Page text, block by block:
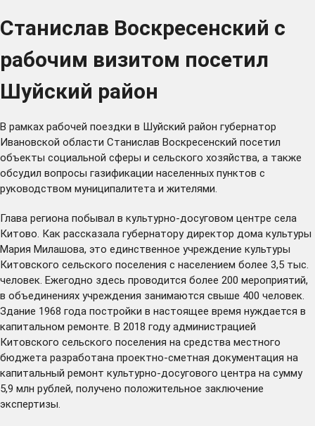
Станислав Воскресенский с
рабочим визитом посетил
Шуйский район
В рамках рабочей поездки в Шуйский район губернатор
Ивановской области Станислав Воскресенский посетил
объекты социальной сферы и сельского хозяйства, а также
обсудил вопросы газификации населенных пунктов с
руководством муниципалитета и жителями.
Глава региона побывал в культурно-досуговом центре села
Китово. Как рассказала губернатору директор дома культуры
Мария Милашова, это единственное учреждение культуры
Китовского сельского поселения с населением более 3,5 тыс.
человек. Ежегодно здесь проводится более 200 мероприятий,
в объединениях учреждения занимаются свыше 400 человек.
Здание 1968 года постройки в настоящее время нуждается в
капитальном ремонте. В 2018 году администрацией
Китовского сельского поселения на средства местного
бюджета разработана проектно-сметная документация на
капитальный ремонт культурно-досугового центра на сумму
5,9 млн рублей, получено положительное заключение
экспертизы.